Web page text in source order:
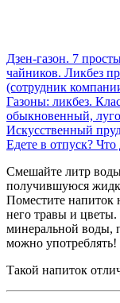
Дзен-газон. 7
чайников. Ликбез
(сотрудник
Газоны: ликбез.
обыкновенный,
Искусственный
Едете в отпуск?
Смешайте литр
получившуюся
Поместите напиток
него травы и цветы.
минеральной воды,
можно употреблять!
Такой напиток